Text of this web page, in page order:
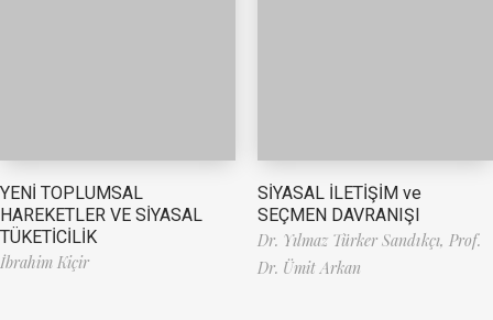
YENİ TOPLUMSAL
HAREKETLER VE SİYASAL
TÜKETİCİLİK
İbrahim Kiçir
SİYASAL İLETİŞİM ve
SEÇMEN DAVRANIŞI
Dr. Yılmaz Türker Sandıkçı, Prof.
Dr. Ümit Arkan